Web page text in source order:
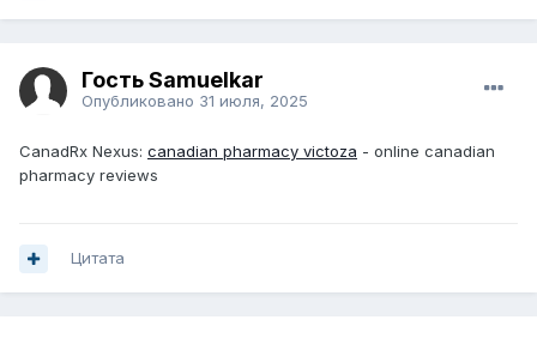
Гость Samuelkar
Опубликовано 31 июля, 2025
CanadRx Nexus: canadian pharmacy victoza - online canadian
pharmacy reviews
Цитата